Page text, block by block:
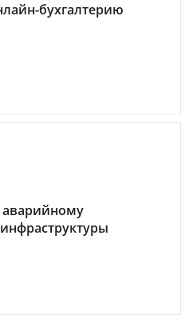
бухгалтерию
аварийному